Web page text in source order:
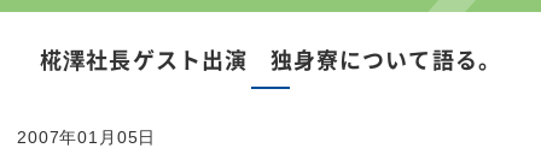
椛澤社長ゲスト出演 独身寮について語る。
2007年01月05日